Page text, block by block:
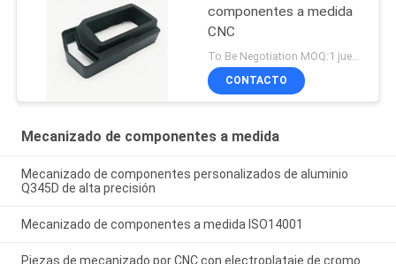
componentes a medida
CNC
CONTACTO
Mecanizado de componentes a medida
Mecanizado de componentes personalizados de aluminio
Q345D de alta precisión
Mecanizado de componentes a medida ISO14001
Piezas de mecanizado por CNC con electroplataje de cromo